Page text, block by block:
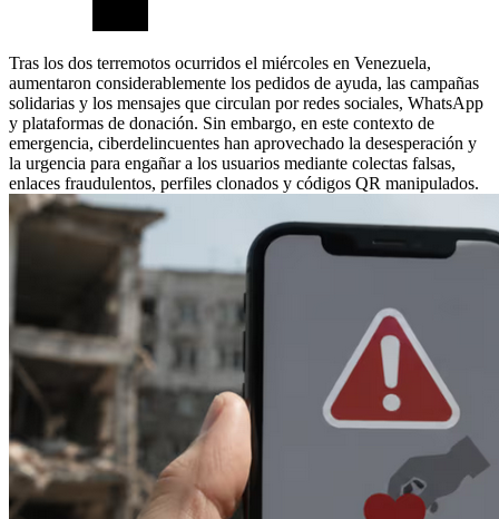
Tras los dos terremotos ocurridos el miércoles en Venezuela,
aumentaron considerablemente los pedidos de ayuda, las campañas
solidarias y los mensajes que circulan por redes sociales, WhatsApp
y plataformas de donación. Sin embargo, en este contexto de
emergencia, ciberdelincuentes han aprovechado la desesperación y
la urgencia para engañar a los usuarios mediante colectas falsas,
enlaces fraudulentos, perfiles clonados y códigos QR manipulados.